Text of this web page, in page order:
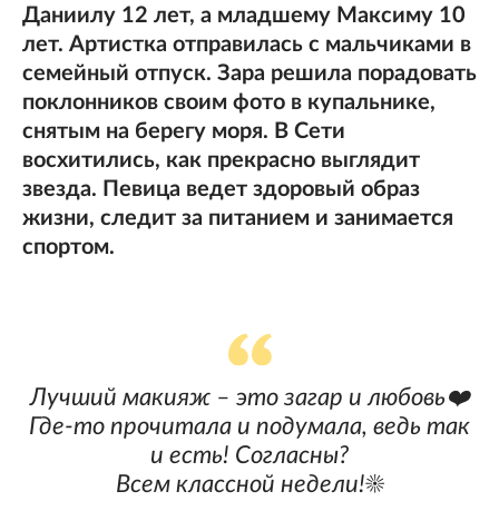
Даниилу 12 лет, а младшему Максиму 10
лет. Артистка отправилась с мальчиками в
семейный отпуск. Зара решила порадовать
поклонников своим фото в купальнике,
снятым на берегу моря. В Сети
восхитились, как прекрасно выглядит
звезда. Певица ведет здоровый образ
жизни, следит за питанием и занимается
спортом.
Лучший макияж – это загар и любовь❤️
Где-то прочитала и подумала, ведь так
и есть! Согласны?
Всем классной недели!☀️